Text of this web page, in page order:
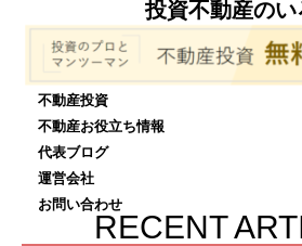
投資不動産のい
不動産投資
不動産お役立ち情報
代表ブログ
運営会社
お問い合わせ
RECENT